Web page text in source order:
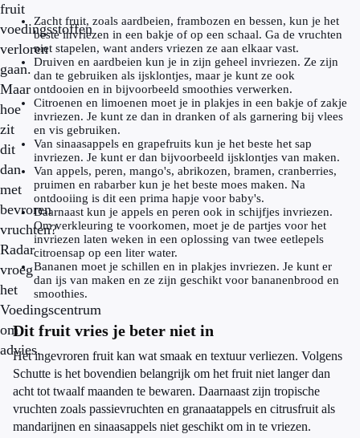
fruit
voedingsstoffen
verloren
gaan.
Maar
hoe
zit
dit
dan
met
bevroren
vruchten?
Radar
vroeg
het
Voedingscentrum
om
advies.
Zacht fruit, zoals aardbeien, frambozen en bessen, kun je het
beste invriezen in een bakje of op een schaal. Ga de vruchten
niet stapelen, want anders vriezen ze aan elkaar vast.
Druiven en aardbeien kun je in zijn geheel invriezen. Ze zijn
dan te gebruiken als ijsklontjes, maar je kunt ze ook
ontdooien en in bijvoorbeeld smoothies verwerken.
Citroenen en limoenen moet je in plakjes in een bakje of zakje
invriezen. Je kunt ze dan in dranken of als garnering bij vlees
en vis gebruiken.
Van sinaasappels en grapefruits kun je het beste het sap
invriezen. Je kunt er dan bijvoorbeeld ijsklontjes van maken.
Van appels, peren, mango's, abrikozen, bramen, cranberries,
pruimen en rabarber kun je het beste moes maken. Na
ontdooiing is dit een prima hapje voor baby's.
Daarnaast kun je appels en peren ook in schijfjes invriezen.
Om verkleuring te voorkomen, moet je de partjes voor het
invriezen laten weken in een oplossing van twee eetlepels
citroensap op een liter water.
Bananen moet je schillen en in plakjes invriezen. Je kunt er
dan ijs van maken en ze zijn geschikt voor bananenbrood en
smoothies.
Dit fruit vries je beter niet in
Het ingevroren fruit kan wat smaak en textuur verliezen. Volgens
Schutte is het bovendien belangrijk om het fruit niet langer dan
acht tot twaalf maanden te bewaren. Daarnaast zijn tropische
vruchten zoals passievruchten en granaatappels en citrusfruit als
mandarijnen en sinaasappels niet geschikt om in te vriezen.